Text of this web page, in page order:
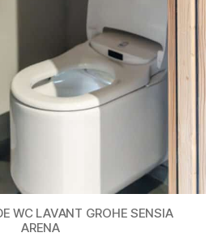
WC LAVANT GROHE SENSIA
ARENA